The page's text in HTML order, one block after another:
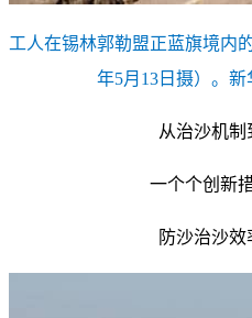
工人在锡林郭勒盟正蓝旗境内
年5月13日摄）。
从治沙机
一个个创新
防沙治沙